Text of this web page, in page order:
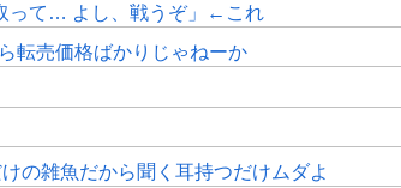
って… よし、戦うぞ」←これ
転売価格ばかりじゃねーか
の雑魚だから聞く耳持つだけムダよ